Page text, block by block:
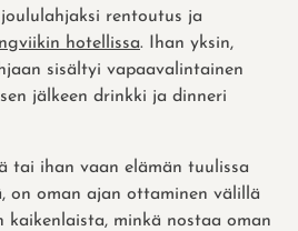
rentoutus ja
hotellissa. Ihan yksin,
sisältyi vapaavalintainen
jälkeen drinkki ja dinneri
tai ihan vaan elämän tuulissa
on oman ajan ottaminen välillä
kaikenlaista, minkä nostaa oman